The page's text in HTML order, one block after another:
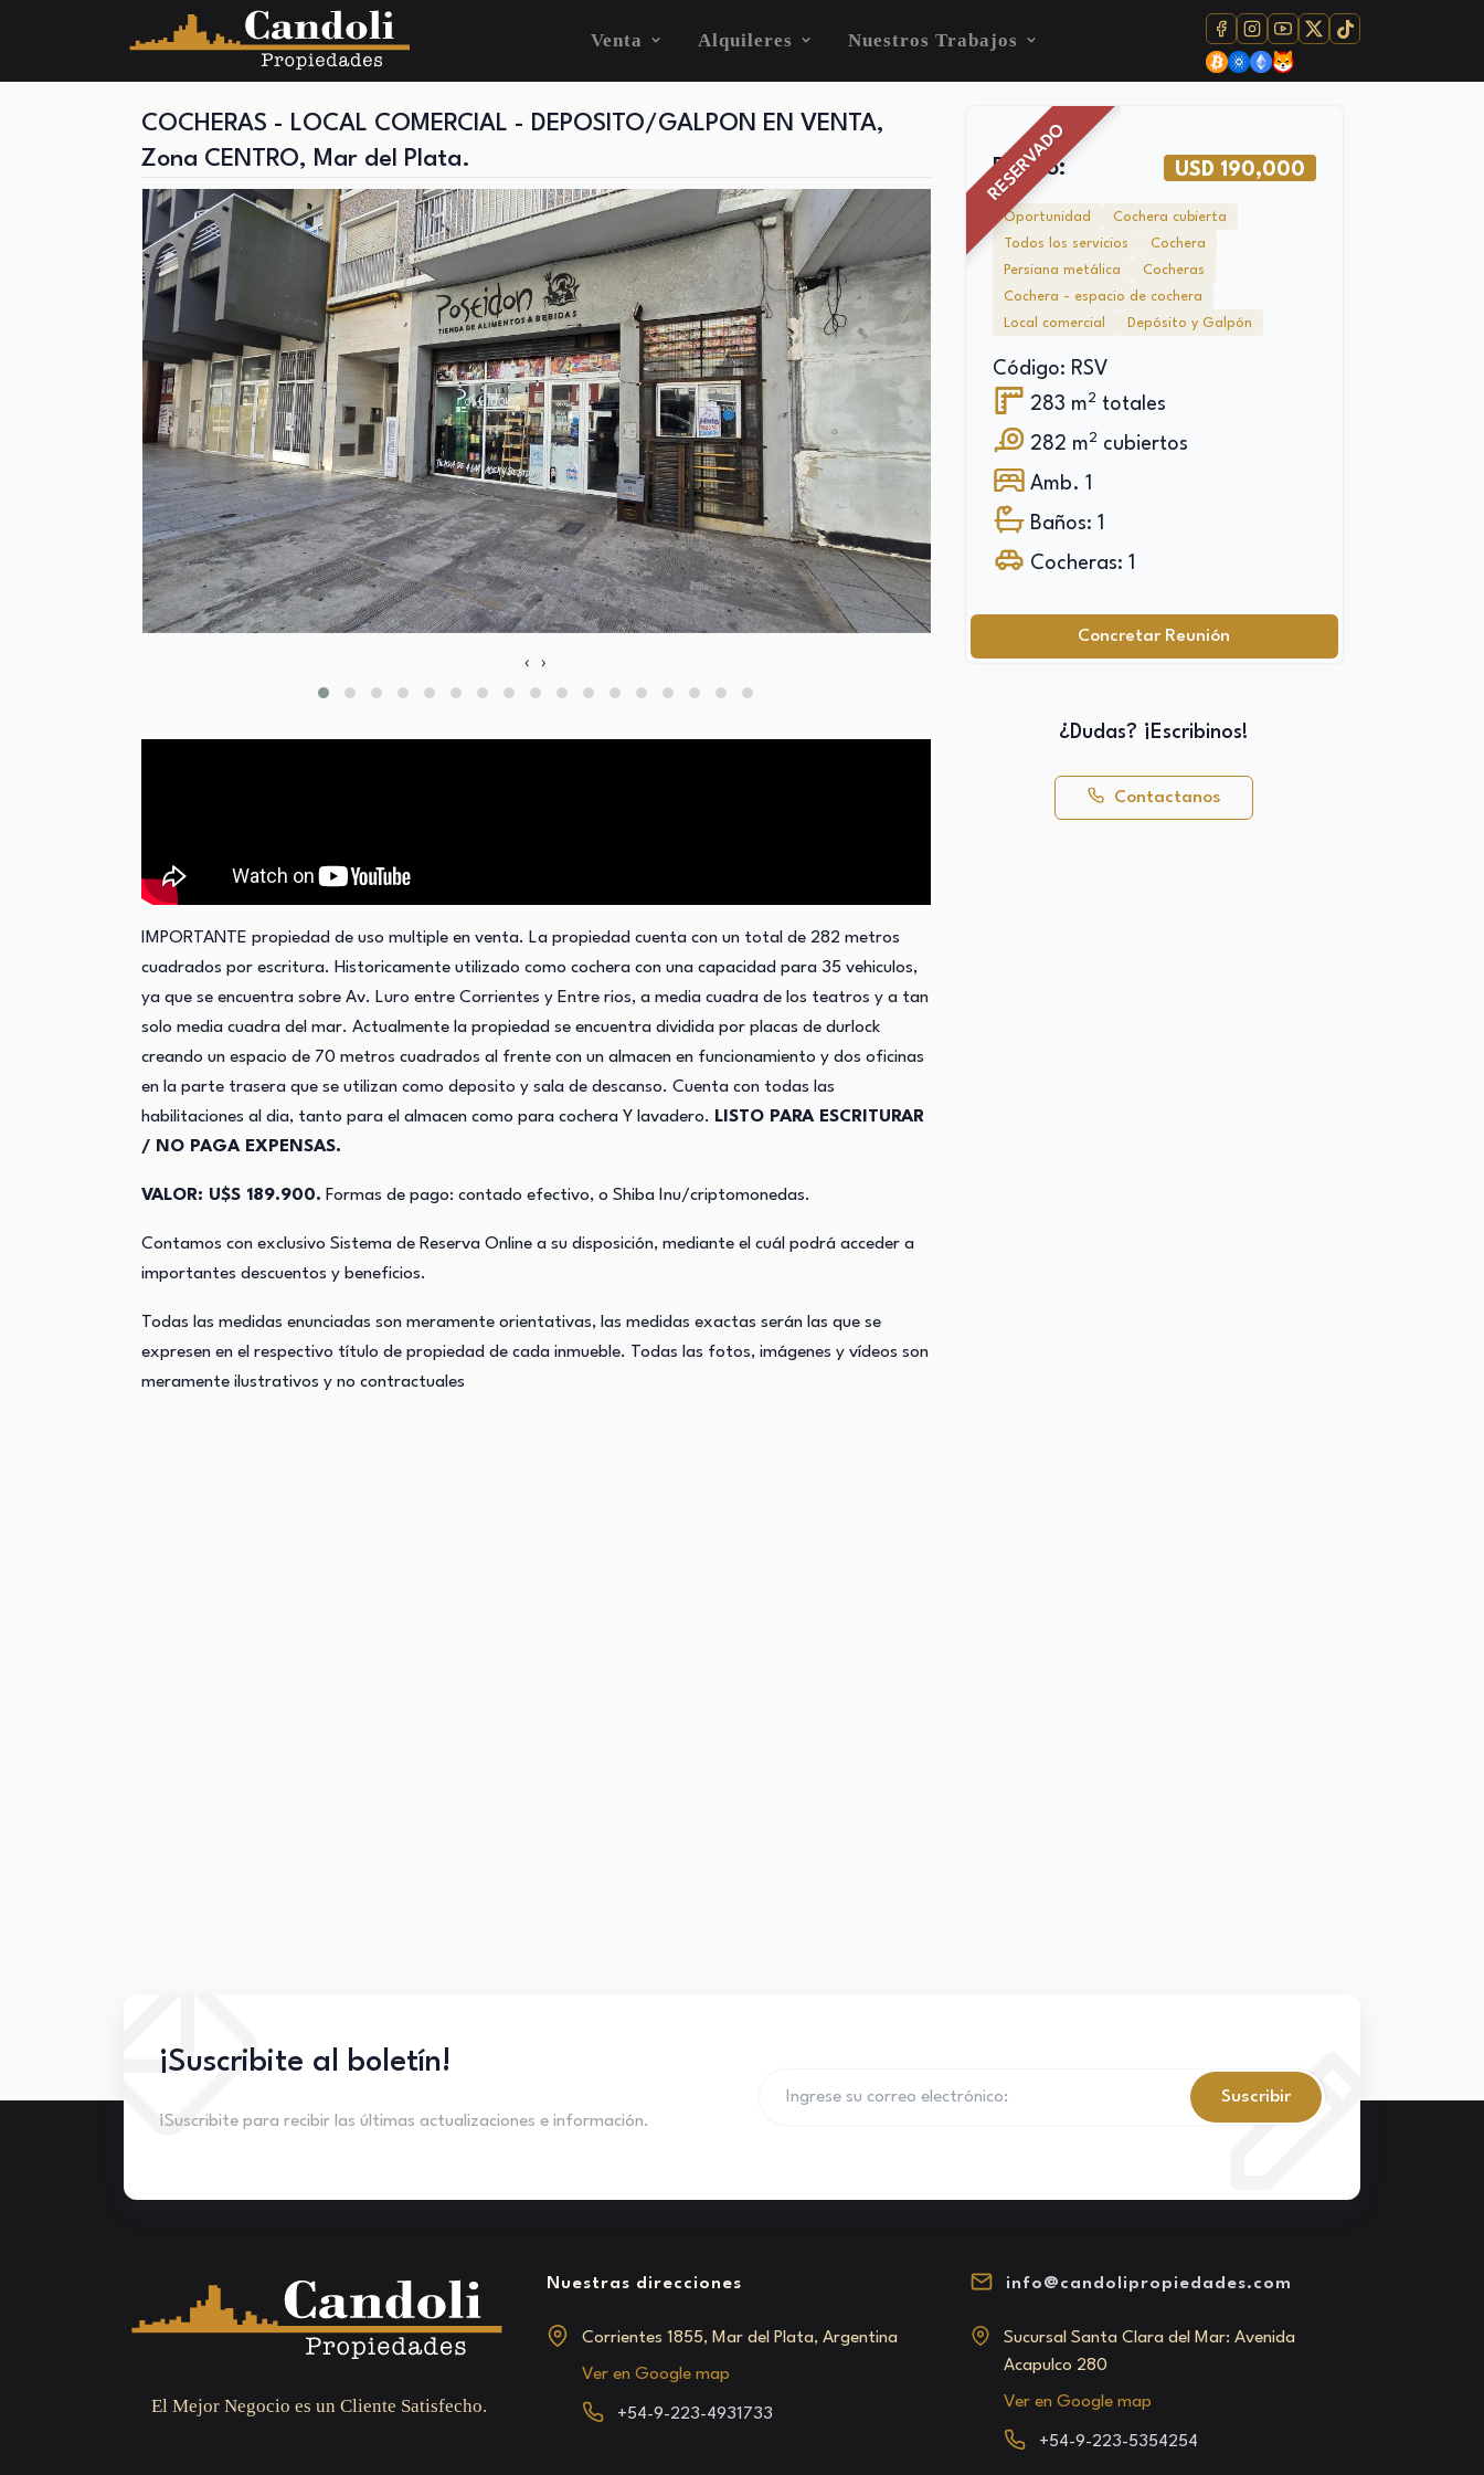
Venta Alquileres Nuestros Trabajos
COCHERAS - LOCAL COMERCIAL - DEPOSITO/GALPON EN VENTA,
Zona CENTRO, Mar del Plata.
‹ ›
IMPORTANTE propiedad de uso multiple en venta. La propiedad cuenta con un total de 282 metros
cuadrados por escritura. Historicamente utilizado como cochera con una capacidad para 35 vehiculos,
ya que se encuentra sobre Av. Luro entre Corrientes y Entre rios, a media cuadra de los teatros y a tan
solo media cuadra del mar. Actualmente la propiedad se encuentra dividida por placas de durlock
creando un espacio de 70 metros cuadrados al frente con un almacen en funcionamiento y dos oficinas
en la parte trasera que se utilizan como deposito y sala de descanso. Cuenta con todas las
habilitaciones al dia, tanto para el almacen como para cochera Y lavadero. LISTO PARA ESCRITURAR
/ NO PAGA EXPENSAS.
VALOR: U$S 189.900. Formas de pago: contado efectivo, o Shiba Inu/criptomonedas.
Contamos con exclusivo Sistema de Reserva Online a su disposición, mediante el cuál podrá acceder a
importantes descuentos y beneficios.
Todas las medidas enunciadas son meramente orientativas, las medidas exactas serán las que se
expresen en el respectivo título de propiedad de cada inmueble. Todas las fotos, imágenes y vídeos son
meramente ilustrativos y no contractuales
RESERVADO
Precio: USD 190,000
Oportunidad
Cochera cubierta
Todos los servicios
Cochera
Persiana metálica
Cocheras
Cochera - espacio de cochera
Local comercial
Depósito y Galpón
Código: RSV
283 m2 totales
282 m2 cubiertos
Amb. 1
Baños: 1
Cocheras: 1
Concretar Reunión
¿Dudas? ¡Escribinos!
Contactanos
¡Suscribite al boletín!
¡Suscribite para recibir las últimas actualizaciones e información.
Suscribir
El Mejor Negocio es un Cliente Satisfecho.
Nuestras direcciones
Corrientes 1855, Mar del Plata, Argentina
Ver en Google map
+54-9-223-4931733
info@candolipropiedades.com
Sucursal Santa Clara del Mar: Avenida
Acapulco 280
Ver en Google map
+54-9-223-5354254